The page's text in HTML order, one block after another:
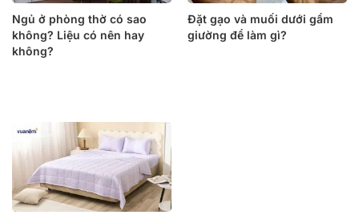
Ngủ ở phòng thờ có sao
không? Liệu có nên hay
không?
Đặt gạo và muối dưới gầm
giường để làm gì?